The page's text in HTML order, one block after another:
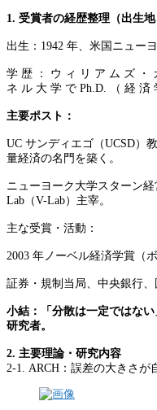
1. 受賞者の経歴整理（出生地
出生：1942 年、米国ニュー
学 歴 ： ウ ィ リ ア ム ズ ・
ネ ル 大 学 で Ph.D. （ 経 済
主要ポスト：
UC サンディエゴ（UCSD）
量経済の名門を築く。
ニューヨーク大学スターン
Lab（V-Lab）主宰。
主な受賞・活動：
2003 年ノーベル経済学賞（
証券・規制当局、中央銀行、
小結：「分散は一定ではな
研究者。
2. 主要理論・研究内容
2-1. ARCH：誤差の大きさが